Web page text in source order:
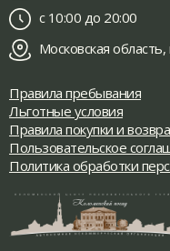
с 10:00 до 20:00
Московская
Правила пребывания
Льготные условия
Правила покупки и
Пользовательское
Политика обработки